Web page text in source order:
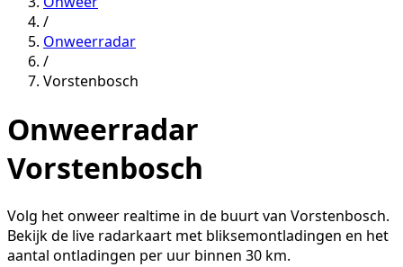
/
Onweerradar
/
Vorstenbosch
Onweerradar
Vorstenbosch
Volg het onweer realtime in de buurt van Vorstenbosch.
Bekijk de live radarkaart met bliksemontladingen en het
aantal ontladingen per uur binnen 30 km.